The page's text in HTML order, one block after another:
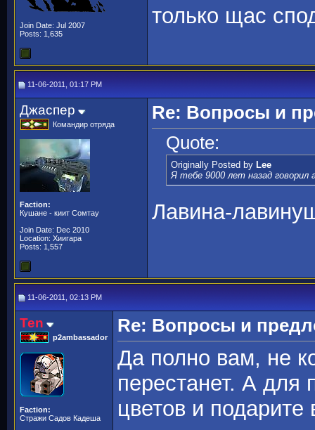
Join Date: Jul 2007
Posts: 1,635
только щас
11-06-2011, 01:17 PM
Джаспер
Командир отряда
Faction:
Кушане - киит Сомтау
Join Date: Dec 2010
Location: Хиигара
Posts: 1,557
Re: Вопросы и
Quote:
Originally Posted by Lee
Я тебе 9000 лет назад
Лавина-
11-06-2011, 02:13 PM
Ten
p2ambassador
Faction:
Стражи Садов Кадеша
Re: Вопросы и
Да полно вам, не
перестанет. А для
цветов и